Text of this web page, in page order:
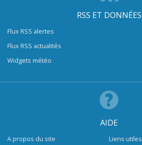
RSS ET DONNÉES
Flux RSS alertes
Flux RSS actualités
Widgets météo
AIDE
A propos du site Liens utiles